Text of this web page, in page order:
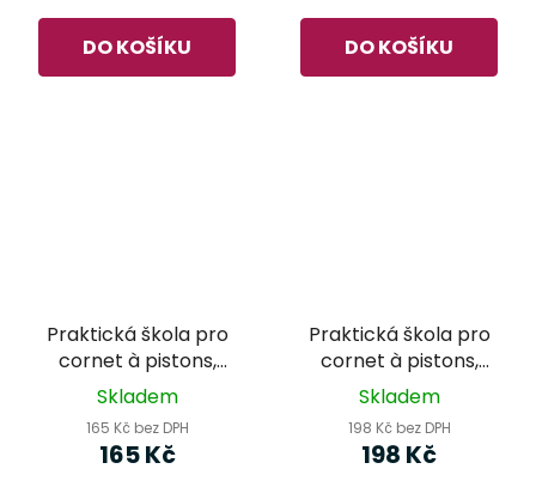
DO KOŠÍKU DO KOŠÍKU
Praktická škola pro
cornet à pistons,
trubku a křídlovku 3 -
Skladem
165 Kč bez DPH
165 Kč
Praktická škola pro
cornet à pistons,
trubku a křídlovku 2 -
Skladem
198 Kč bez DPH
198 Kč